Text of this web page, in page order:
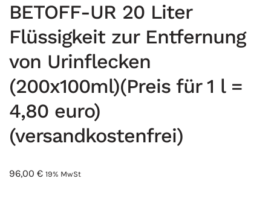
BETOFF-UR 20 Liter
Flüssigkeit zur Entfernung
von Urinflecken
(200x100ml)(Preis für 1 l =
4,80 euro)
(versandkostenfrei)
96,00 € 19% MwSt